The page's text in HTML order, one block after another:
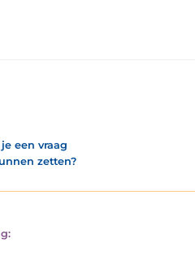
een vraag
zetten?